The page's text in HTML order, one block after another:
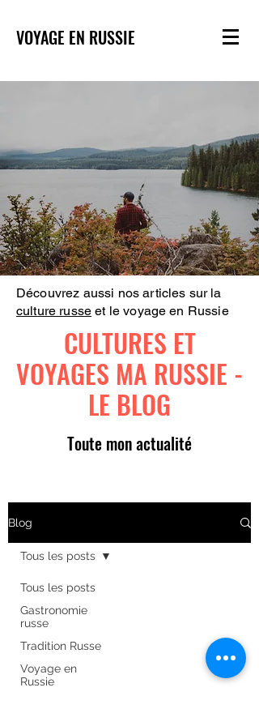
VOYAGE EN RUSSIE
Découvrez aussi nos articles sur la
culture russe et le voyage en Russie
CULTURES ET
VOYAGES MA RUSSIE -
LE BLOG
Toute mon actualité
Blog
Tous les posts
Gastronomie
russe
Tradition Russe
Voyage en
Russie
Tous les posts